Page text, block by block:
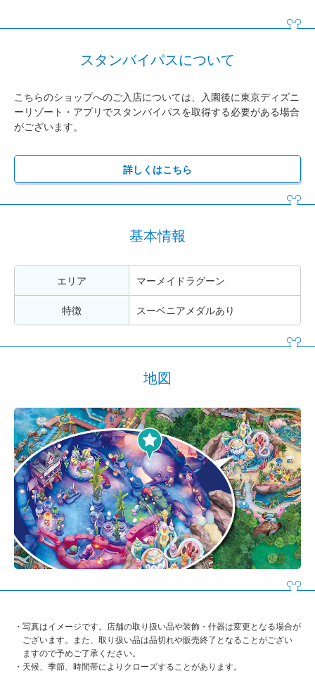
スタンバイパスについて
こちらのショップへのご入店については、入園後に東京ディズニ
ーリゾート・アプリでスタンバイパスを取得する必要がある場合
がございます。
詳しくはこちら
基本情報
エリア マーメイドラグーン
特徴 スーベニアメダルあり
地図
写真はイメージです。店舗の取り扱い品や装飾・什器は変更となる場合が
ございます。また、取り扱い品は品切れや販売終了となることがござい
ますので予めご了承ください。
天候、季節、時間帯によりクローズすることがあります。